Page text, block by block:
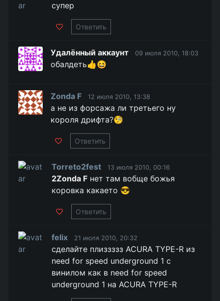
супер
Ответить
Удалённый аккаунт 09 июля 2010, 18:03
обалдеть👍😆
Zonda F 12 июля 2010, 13:38
а не из форсажа ли третьего ну
короля дрифта?🧐
Ответить
Torreto2fest 13 июля 2010, 00:16
2Zonda F нет там вобще божья
коровка какаето 😎
Ответить
felix 21 июля 2010, 20:32
сделайте плиззззз ACURA TYPE-R из
need for speed underground 1 с
винилом как в need for speed
underground 1 на ACURA TYPE-R